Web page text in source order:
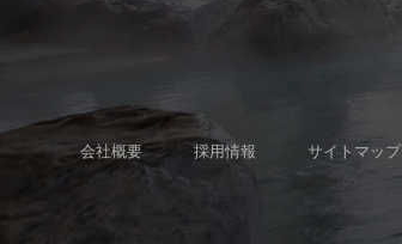
会社概要 採用情報 サイトマップ